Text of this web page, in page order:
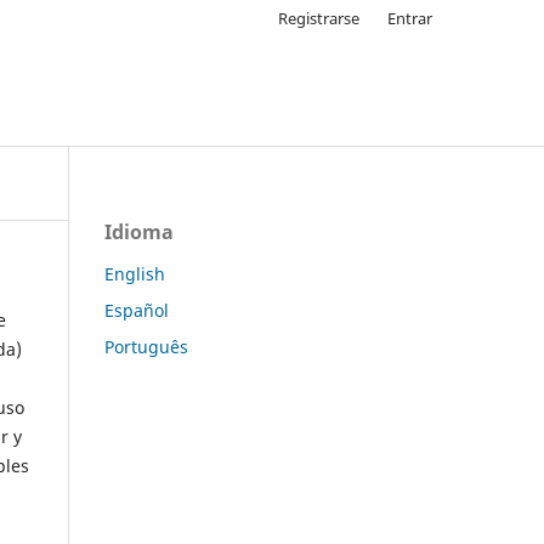
Registrarse Entrar
y
Idioma
English
Español
Português